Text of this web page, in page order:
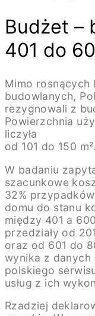
Budżet –
401 do
Mimo rosnących
budowlanych,
rezygnowali z
Powierzchnia
liczyła
od 101 do 150 m².
W badaniu
szacunkowe
32%
domu do stanu
między 401 a
przedziały od
oraz od 601 do
wynika z danych
polskiego
usług z ich
Rzadziej